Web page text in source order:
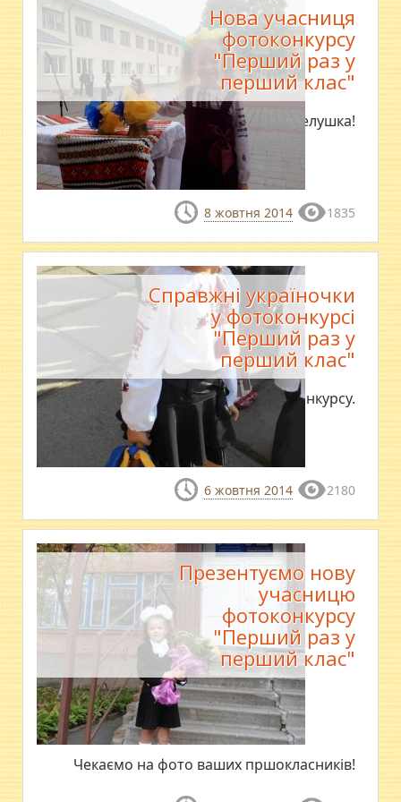
Нова учасниця
фотоконкурсу
"Перший раз у
перший клас"
Першокласниця-веселушка!
8 жовтня 2014 1835
Справжні україночки
у фотоконкурсі
"Перший раз у
перший клас"
Нові учасниці фотоконкурсу.
6 жовтня 2014 2180
Презентуємо нову
учасницю
фотоконкурсу
"Перший раз у
перший клас"
Чекаємо на фото ваших пршокласників!